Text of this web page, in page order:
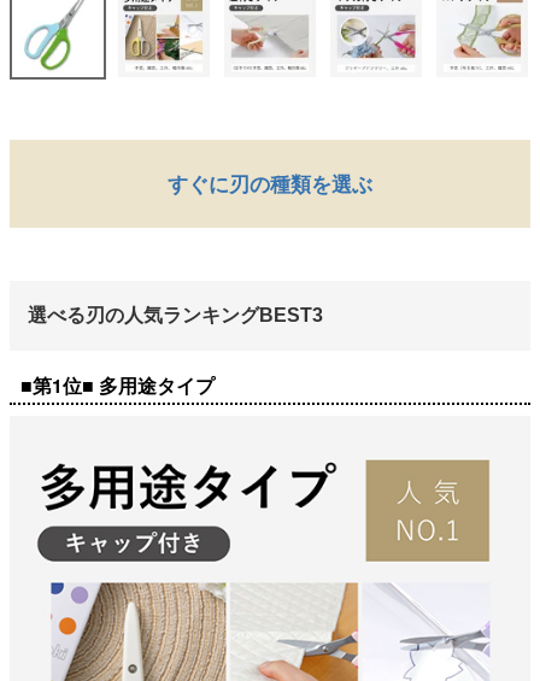
すぐに刃の種類を選ぶ
選べる刃の人気ランキングBEST3
■第1位■ 多用途タイプ